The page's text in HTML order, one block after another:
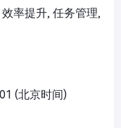
率提升, 任务管理,
(北京时间)